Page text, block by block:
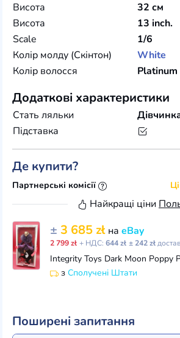
Висота
32 см
Висота
13 inch.
Scale
1/6
Колір молду (Скінтон)
White
Колір волосся
Додаткові характеристики
Стать ляльки
Підставка
Де купити?
Партнерські комісії
Найкращі ціни
± 3 685 zł на eBay
2 799 zł + НДС: 644 zł ± 242 zł
з Сполучені Штати
Поширені запитання